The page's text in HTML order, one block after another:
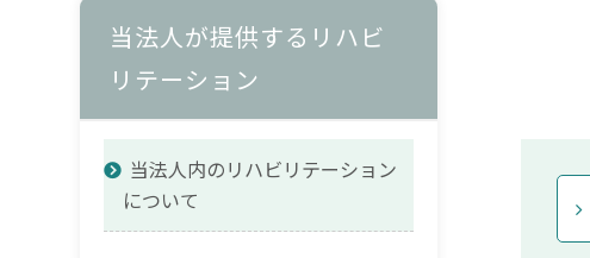
当法人が提供するリハビ
リテーション
当法人内のリハビリテーション
について